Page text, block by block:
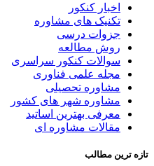
اخبار کنکور
تکنیک های مشاوره
جزوات درسی
روش مطالعه
سوالات کنکور سراسری
مجله علمی فناوری
مشاوره تحصیلی
مشاوره شهر های کشور
معرفی بهترین اساتید
مقالات مشاوره ای
تازه ترین مطالب